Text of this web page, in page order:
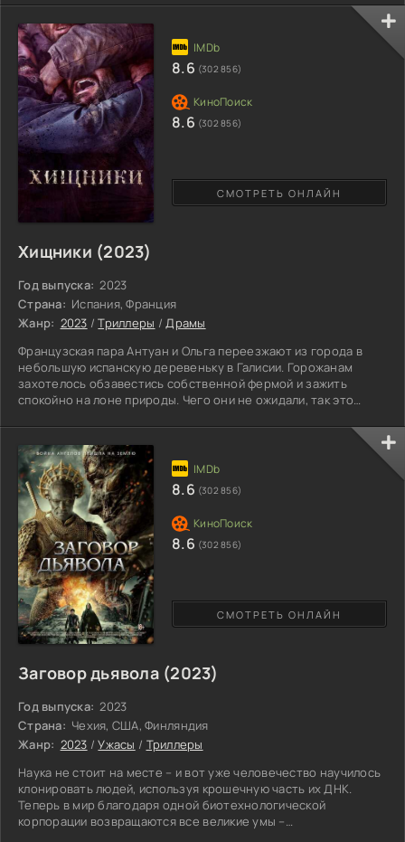
скрытному и многим не понятному человеку, предлагают за
приличное вознаграждение посадить за убийство
невиновного человека, а именно, молодого парня, чей брат
страдает от неизлечимой болезни легких. Капитонов
соглашается и
Хищники (2023)
Год выпуска: 2023
Страна: Испания, Франция
Жанр: 2023 /Триллеры /Драмы
Французская пара Антуан и Ольга переезжают из города в
небольшую испанскую деревеньку в Галисии. Горожанам
захотелось обзавестись собственной фермой и зажить
спокойно на лоне природы. Чего они не ожидали, так это
особенно после того, как приезжие посмели пойти против
мнения большинства на общем референдуме. Понаехали, да
еще и пытаются установить свои порядки. Местные, которые
занимаются по большей части тем, что пьянствуют, решают
немного
СМОТРЕТЬ ОНЛАЙН
8.6 (302 856)
8.6 (302 856)
Заговор дьявола (2023)
Год выпуска: 2023
Страна: Чехия, США, Финляндия
Жанр: 2023 /Ужасы / Триллеры
Наука не стоит на месте – и вот уже человечество научилось
клонировать людей, используя крошечную часть их ДНК.
Теперь в мир благодаря одной биотехнологической
корпорации возвращаются все великие умы –
СМОТРЕТЬ ОНЛАЙН
8.6 (302 856)
8.6 (302 856)